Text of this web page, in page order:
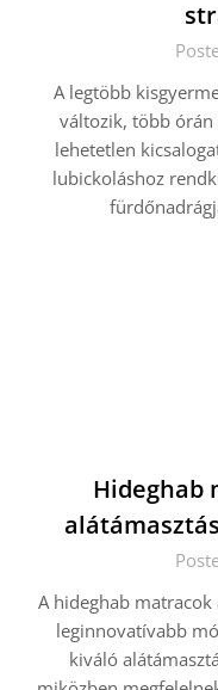
A legtöbb
változik, több órán
lehetetlen
lubickoláshoz
Hideghab
A hideghab
leginnovatívabb
kiváló